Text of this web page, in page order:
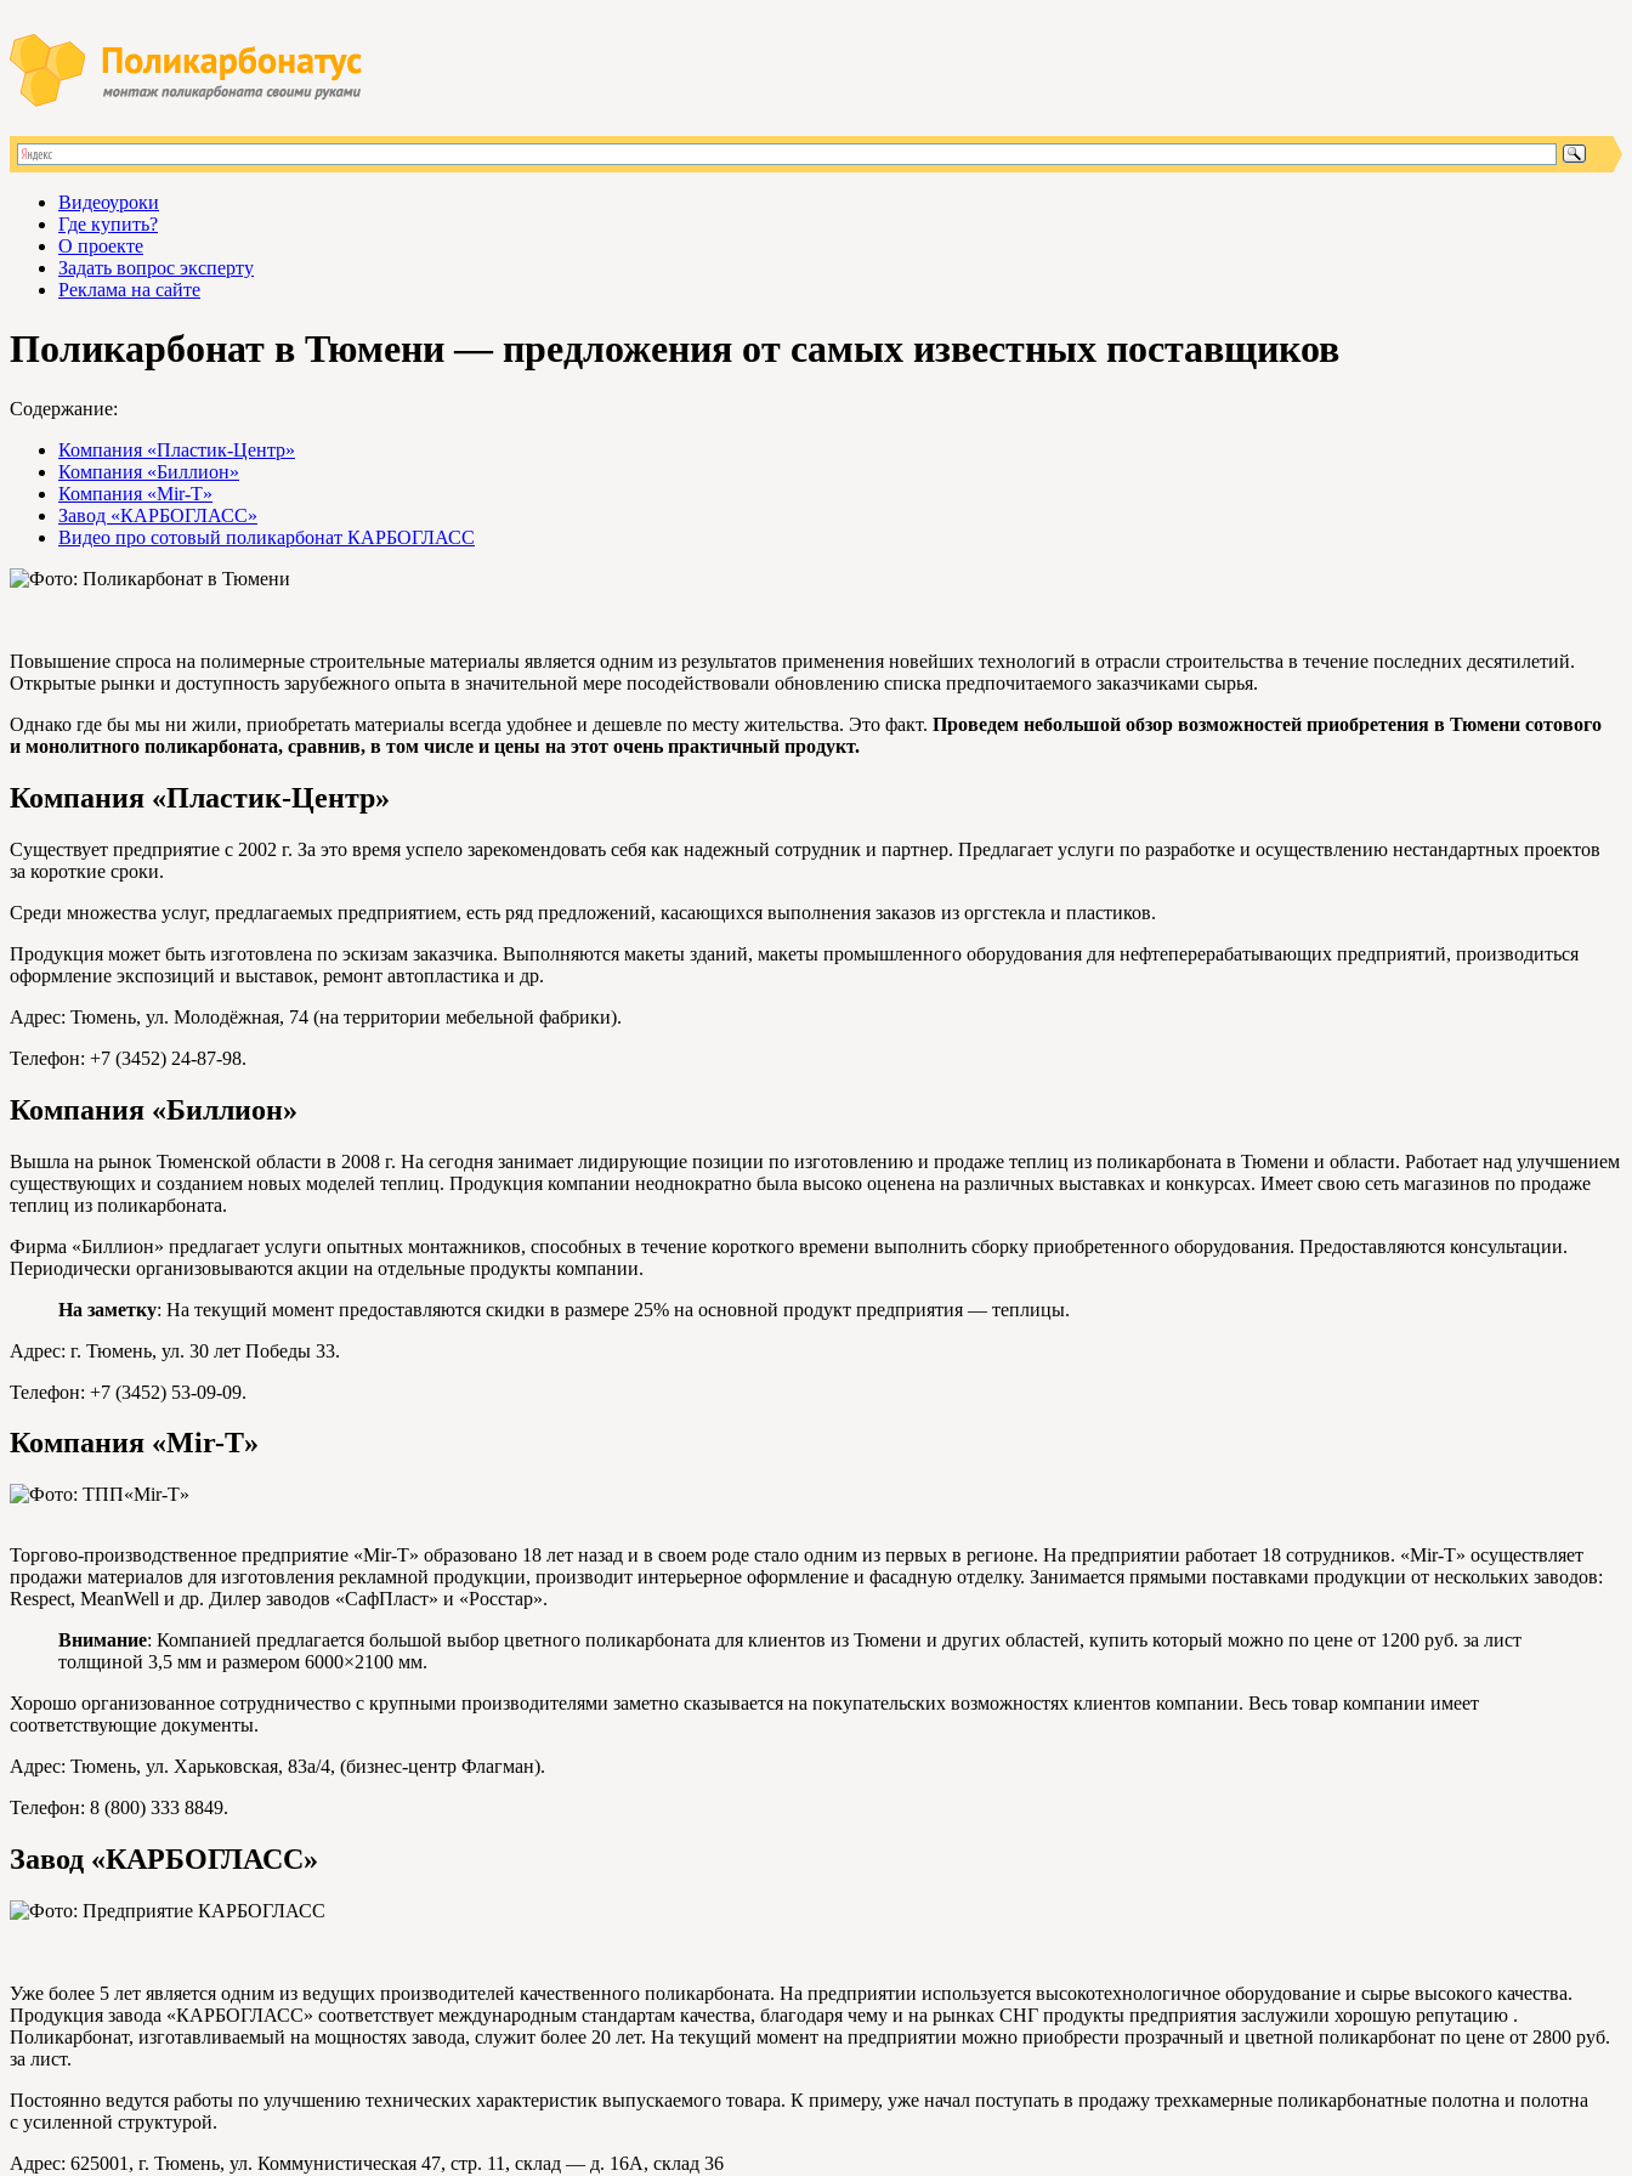
Видеоуроки
Где купить?
О проекте
Задать вопрос эксперту
Реклама на сайте
Поликарбонат в Тюмени — предложения от самых известных поставщиков
Содержание:
Компания «Пластик-Центр»
Компания «Биллион»
Компания «Mir-T»
Завод «КАРБОГЛАСС»
Видео про сотовый поликарбонат КАРБОГЛАСС
Повышение спроса на полимерные строительные материалы является одним из результатов применения новейших технологий в отрасли строительства в течение последних десятилетий.
Открытые рынки и доступность зарубежного опыта в значительной мере посодействовали обновлению списка предпочитаемого заказчиками сырья.
Однако где бы мы ни жили, приобретать материалы всегда удобнее и дешевле по месту жительства. Это факт. Проведем небольшой обзор возможностей приобретения в Тюмени сотового
и монолитного поликарбоната, сравнив, в том числе и цены на этот очень практичный продукт.
Компания «Пластик-Центр»
Существует предприятие с 2002 г. За это время успело зарекомендовать себя как надежный сотрудник и партнер. Предлагает услуги по разработке и осуществлению нестандартных проектов
за короткие сроки.
Среди множества услуг, предлагаемых предприятием, есть ряд предложений, касающихся выполнения заказов из оргстекла и пластиков.
Продукция может быть изготовлена по эскизам заказчика. Выполняются макеты зданий, макеты промышленного оборудования для нефтеперерабатывающих предприятий, производиться
оформление экспозиций и выставок, ремонт автопластика и др.
Адрес: Тюмень, ул. Молодёжная, 74 (на территории мебельной фабрики).
Телефон: +7 (3452) 24-87-98.
Компания «Биллион»
Вышла на рынок Тюменской области в 2008 г. На сегодня занимает лидирующие позиции по изготовлению и продаже теплиц из поликарбоната в Тюмени и области. Работает над улучшением
существующих и созданием новых моделей теплиц. Продукция компании неоднократно была высоко оценена на различных выставках и конкурсах. Имеет свою сеть магазинов по продаже
теплиц из поликарбоната.
Фирма «Биллион» предлагает услуги опытных монтажников, способных в течение короткого времени выполнить сборку приобретенного оборудования. Предоставляются консультации.
Периодически организовываются акции на отдельные продукты компании.
На заметку: На текущий момент предоставляются скидки в размере 25% на основной продукт предприятия — теплицы.
Адрес: г. Тюмень, ул. 30 лет Победы 33.
Телефон: +7 (3452) 53-09-09.
Компания «Mir-T»
Торгово-производственное предприятие «Mir-T» образовано 18 лет назад и в своем роде стало одним из первых в регионе. На предприятии работает 18 сотрудников. «Mir-T» осуществляет
продажи материалов для изготовления рекламной продукции, производит интерьерное оформление и фасадную отделку. Занимается прямыми поставками продукции от нескольких заводов:
Respect, MeanWell и др. Дилер заводов «СафПласт» и «Росстар».
Внимание: Компанией предлагается большой выбор цветного поликарбоната для клиентов из Тюмени и других областей, купить который можно по цене от 1200 руб. за лист
толщиной 3,5 мм и размером 6000×2100 мм.
Хорошо организованное сотрудничество с крупными производителями заметно сказывается на покупательских возможностях клиентов компании. Весь товар компании имеет
соответствующие документы.
Адрес: Тюмень, ул. Харьковская, 83a/4, (бизнес-центр Флагман).
Телефон: 8 (800) 333 8849.
Завод «КАРБОГЛАСС»
Уже более 5 лет является одним из ведущих производителей качественного поликарбоната. На предприятии используется высокотехнологичное оборудование и сырье высокого качества.
Продукция завода «КАРБОГЛАСС» соответствует международным стандартам качества, благодаря чему и на рынках СНГ продукты предприятия заслужили хорошую репутацию .
Поликарбонат, изготавливаемый на мощностях завода, служит более 20 лет. На текущий момент на предприятии можно приобрести прозрачный и цветной поликарбонат по цене от 2800 руб.
за лист.
Постоянно ведутся работы по улучшению технических характеристик выпускаемого товара. К примеру, уже начал поступать в продажу трехкамерные поликарбонатные полотна и полотна
с усиленной структурой.
Адрес: 625001, г. Тюмень, ул. Коммунистическая 47, стр. 11, склад — д. 16А, склад 36